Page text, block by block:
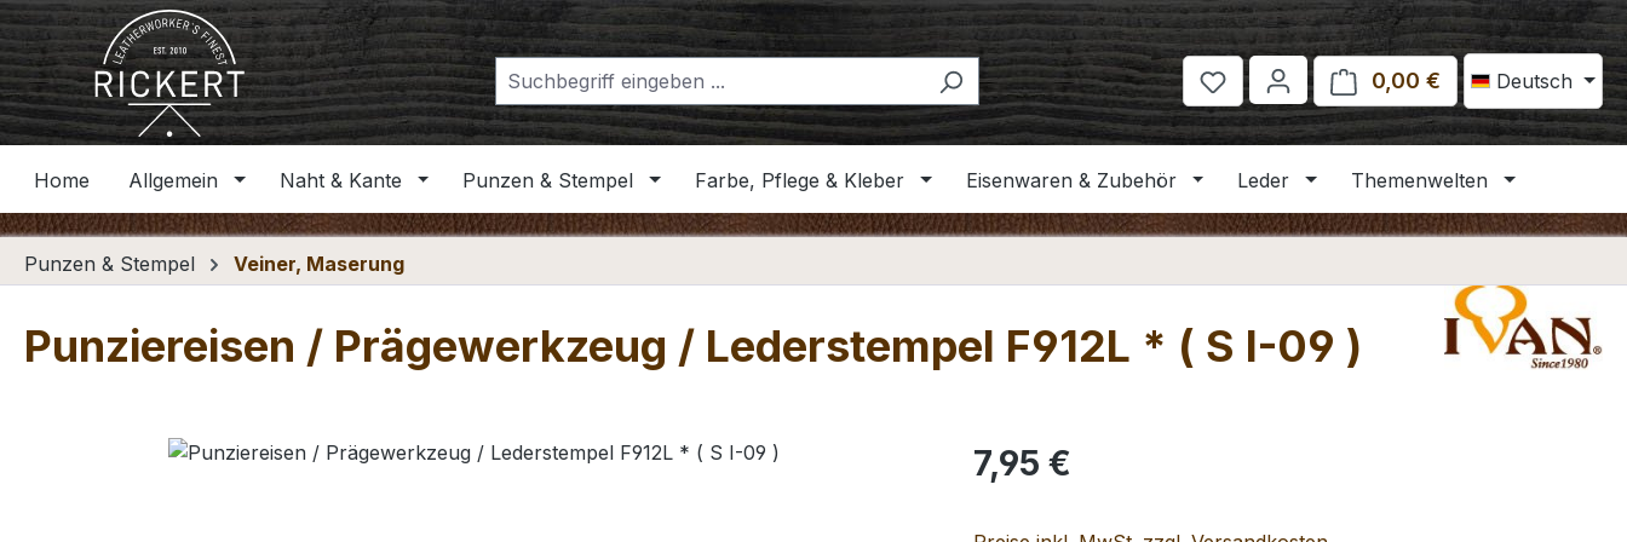
Hauptinhalt springen
Zur Suche springen
Zur Hauptnavigation springen
Deutsch
0,00 € Warenkorb
Home Allgemein Naht & Kante Punzen & Stempel Farbe, Pflege & Kleber Eisenwaren & Zubehör Leder Themenwelten
Punzen & Stempel Veiner, Maserung
Punziereisen / Prägewerkzeug / Lederstempel F912L * ( S I-09 )
Bildergalerie überspringen Regulärer Preis:
7,95 €